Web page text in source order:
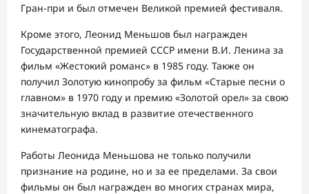
Гран-при и был отмечен Великой премией фестиваля.
Кроме этого, Леонид Меньшов был награжден
Государственной премией СССР имени В.И. Ленина за
фильм «Жестокий романс» в 1985 году. Также он
получил Золотую кинопробу за фильм «Старые песни о
главном» в 1970 году и премию «Золотой орел» за свою
значительную вклад в развитие отечественного
кинематографа.
Работы Леонида Меньшова не только получили
признание на родине, но и за ее пределами. За свои
фильмы он был награжден во многих странах мира,